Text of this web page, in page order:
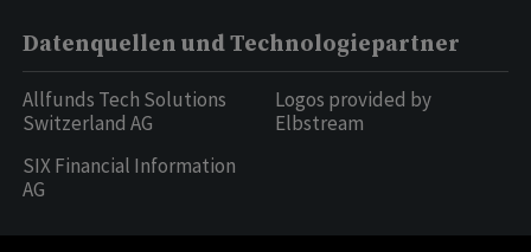
Datenquellen und Technologiepartner
Allfunds Tech Solutions
Switzerland AG
SIX Financial Information
AG
Logos provided by
Elbstream